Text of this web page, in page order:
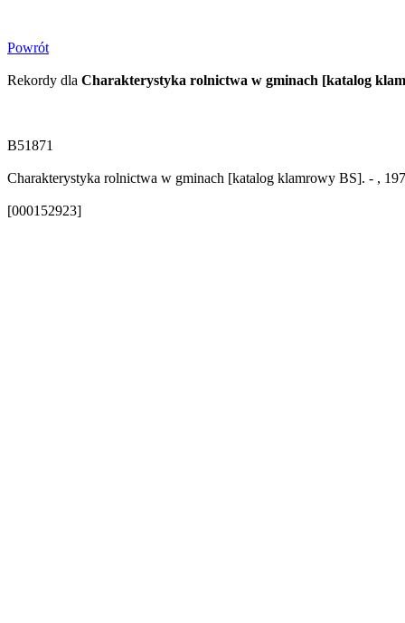
Powrót
Rekordy dla Charakterystyka rolnictwa w gminach [katalog
B51871
Charakterystyka rolnictwa w gminach [katalog klamrowy BS]. - ,
[000152923]